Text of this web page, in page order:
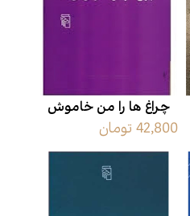
چراغ ها را من خاموش
می کنم 42,800 تومان